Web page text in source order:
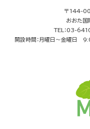
〒144-
おおた国
TEL：03-
開設時間：月曜日～金曜日